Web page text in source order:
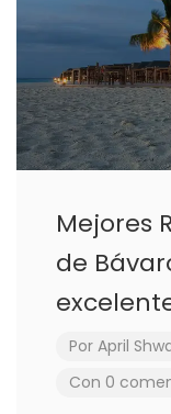
Mejores
de
Por April
Con 0